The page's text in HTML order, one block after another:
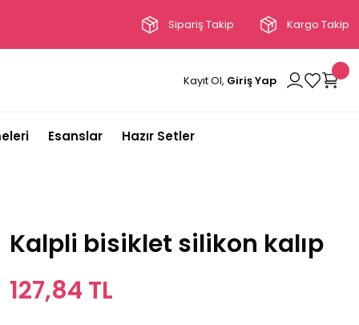
Sipariş Takip Kargo Takip
Kayıt Ol, Giriş Yap
Esanslar Hazır Setler
Kalpli bisiklet silikon kalıp
127,84 TL